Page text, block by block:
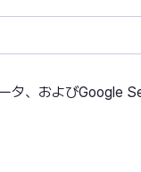
、およびGoogle